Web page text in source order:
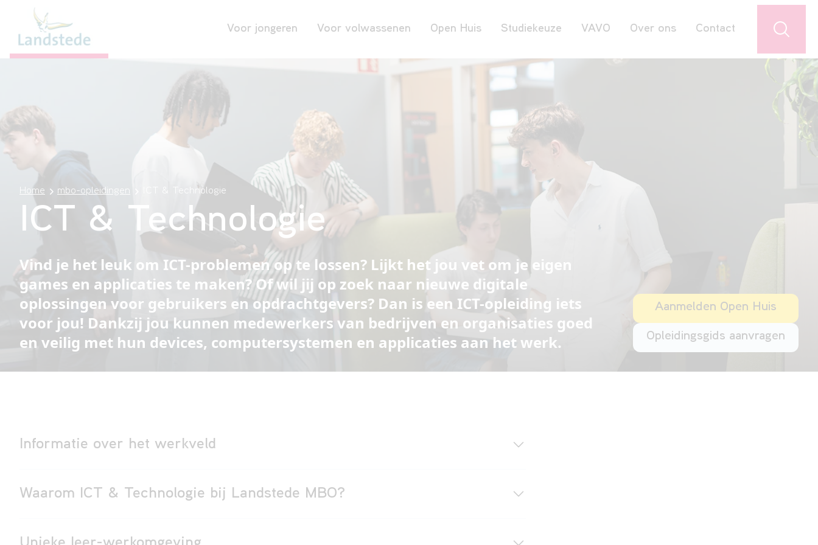
Voor jongeren Voor volwassenen Open Huis Studiekeuze VAVO Over ons Contact
Home mbo-opleidingen ICT & Technologie
ICT & Technologie
Vind je het leuk om ICT-problemen op te lossen? Lijkt het jou vet om je eigen
games en applicaties te maken? Of wil jij op zoek naar nieuwe digitale
oplossingen voor gebruikers en opdrachtgevers? Dan is een ICT-opleiding iets
voor jou! Dankzij jou kunnen medewerkers van bedrijven en organisaties goed
en veilig met hun devices, computersystemen en applicaties aan het werk.
Aanmelden Open Huis
Opleidingsgids aanvragen
Informatie over het werkveld
Waarom ICT & Technologie bij Landstede MBO?